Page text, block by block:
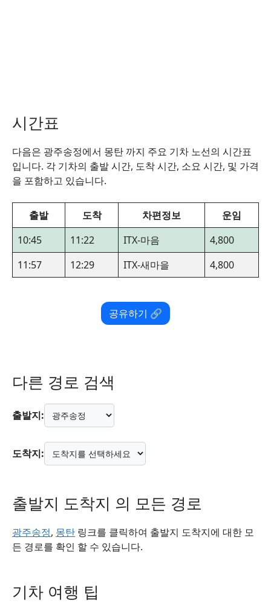
시간표
다음은 광주송정에서 몽탄 까지 주요 기차 노선의 시간표
입니다. 각 기차의 출발 시간, 도착 시간, 소요 시간, 및 가격
을 포함하고 있습니다.
출발 도착 차편정보
운임
10:45
11:22 ITX-마음
4,800
11:57
12:29 ITX-새마을 4,800
공유하기 🔗
다른 경로 검색
출발지:
도착지:
출발지 도착지 의 모든 경로
광주송정, 몽탄 링크를 클릭하여 출발지 도착지에 대한 모
든 경로를 확인 할 수 있습니다.
기차 여행 팁